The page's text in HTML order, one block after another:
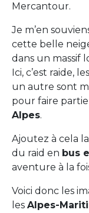
Mercantour.
Je m’en
cette belle
dans un massif
Ici, c’est raide,
un autre sont
pour faire
Alpes.
Ajoutez à cela
du raid en bus
aventure à la
Voici donc les
les Alpes-